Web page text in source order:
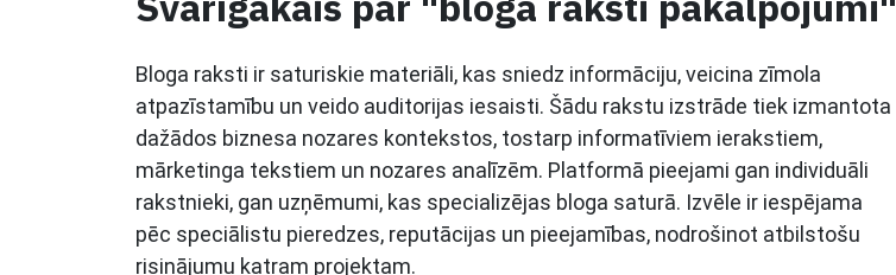
Bloga raksti ir saturiskie materiāli, kas sniedz informāciju, veicina zīmola
atpazīstamību un veido auditorijas iesaisti. Šādu rakstu izstrāde tiek izmantota
dažādos biznesa nozares kontekstos, tostarp informatīviem ierakstiem,
mārketinga tekstiem un nozares analīzēm. Platformā pieejami gan individuāli
rakstnieki, gan uzņēmumi, kas specializējas bloga saturā. Izvēle ir iespējama
pēc speciālistu pieredzes, reputācijas un pieejamības, nodrošinot atbilstošu
risinājumu katram projektam.